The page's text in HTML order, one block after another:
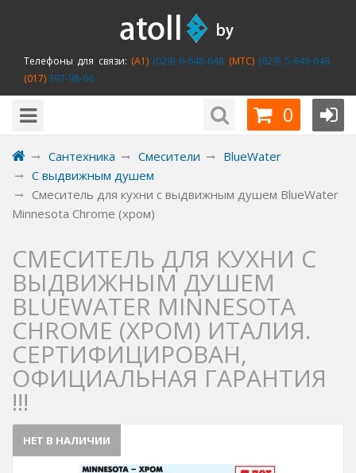
Телефоны для связи: (A1)(029) 6-648-648 (MTC)(029) 5-648-648
(017)397-98-66
0
Сантехника Смесители
BlueWater
С выдвижным душем
Смеситель для кухни с выдвижным душем BlueWater
Minnesota Chrome (хром)
СМЕСИТЕЛЬ ДЛЯ КУХНИ С
ВЫДВИЖНЫМ ДУШЕМ
BLUEWATER MINNESOTA
CHROME (ХРОМ) ИТАЛИЯ.
СЕРТИФИЦИРОВАН,
ОФИЦИАЛЬНАЯ ГАРАНТИЯ
!!!
НЕТ В НАЛИЧИИ